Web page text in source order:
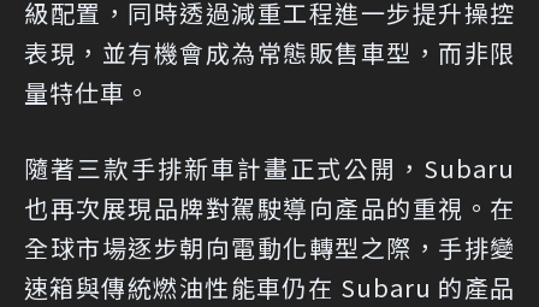
級配置，同時透過減重工程進一步提升操控
表現，並有機會成為常態販售車型，而非限
量特仕車。
隨著三款手排新車計畫正式公開，Subaru
也再次展現品牌對駕駛導向產品的重視。在
全球市場逐步朝向電動化轉型之際，手排變
速箱與傳統燃油性能車仍在 Subaru 的產品